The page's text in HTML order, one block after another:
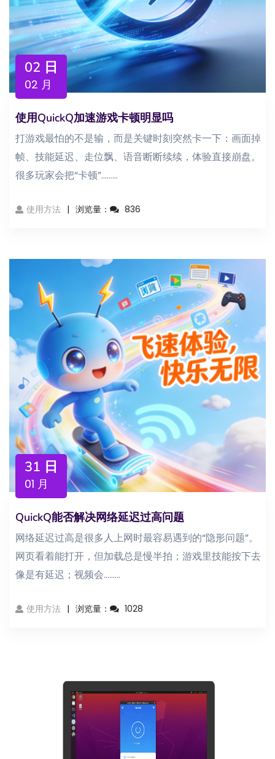
02 日
02 月
使用QuickQ加速游戏卡顿明显吗
打游戏最怕的不是输，而是关键时刻突然卡一下：画面掉
帧、技能延迟、走位飘、语音断断续续，体验直接崩盘。
很多玩家会把“卡顿”...……
使用方法 浏览量： 836
31 日
01 月
QuickQ能否解决网络延迟过高问题
网络延迟过高是很多人上网时最容易遇到的“隐形问题”。
网页看着能打开，但加载总是慢半拍；游戏里技能按下去
像是有延迟；视频会...……
使用方法 浏览量： 1028